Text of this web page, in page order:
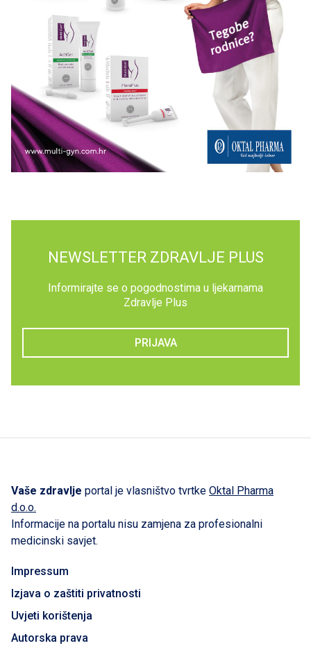
NEWSLETTER ZDRAVLJE PLUS
Informirajte se o pogodnostima u ljekarnama
Zdravlje Plus
PRIJAVA
Vaše zdravlje portal je vlasništvo tvrtke Oktal Pharma
d.o.o.
Informacije na portalu nisu zamjena za profesionalni
medicinski savjet.
Impressum
Izjava o zaštiti privatnosti
Uvjeti korištenja
Autorska prava